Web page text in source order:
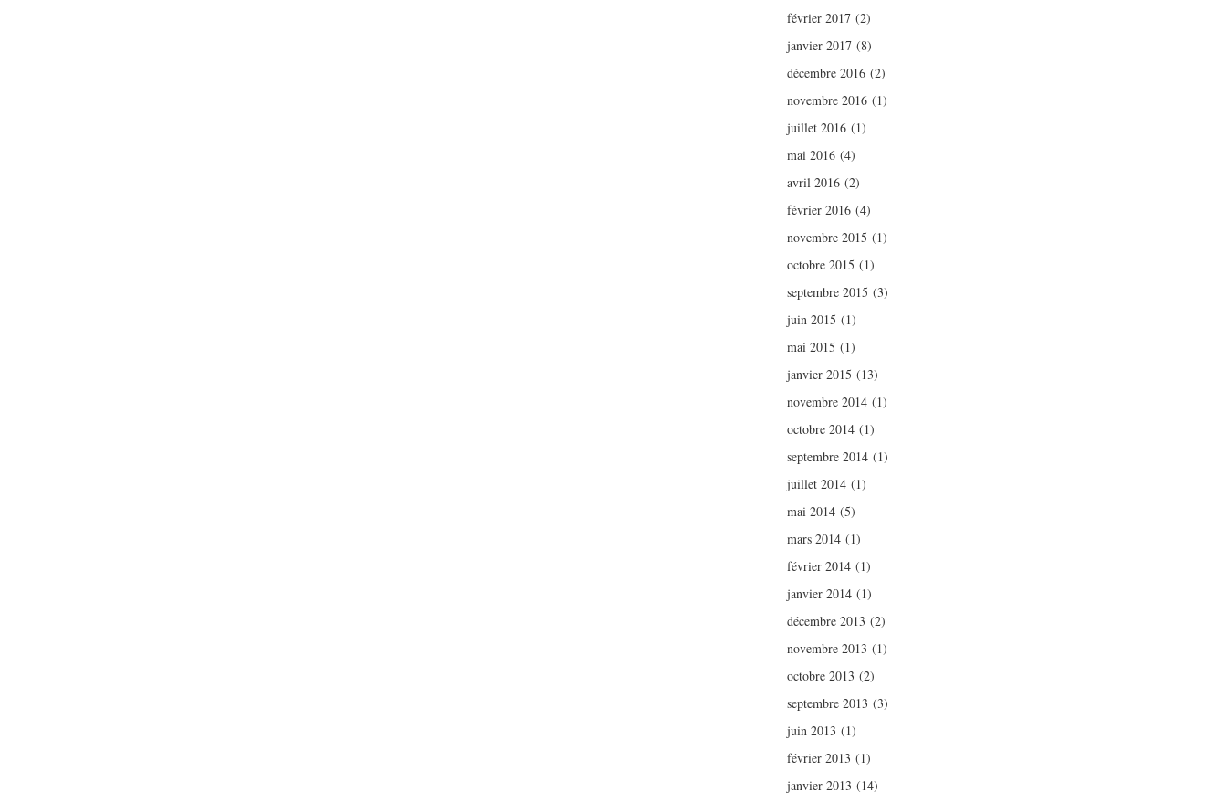
février 2017 (2)
janvier 2017 (8)
décembre 2016 (2)
novembre 2016 (1)
juillet 2016 (1)
mai 2016 (4)
avril 2016 (2)
février 2016 (4)
novembre 2015 (1)
octobre 2015 (1)
septembre 2015 (3)
juin 2015 (1)
mai 2015 (1)
janvier 2015 (13)
novembre 2014 (1)
octobre 2014 (1)
septembre 2014 (1)
juillet 2014 (1)
mai 2014 (5)
mars 2014 (1)
février 2014 (1)
janvier 2014 (1)
décembre 2013 (2)
novembre 2013 (1)
octobre 2013 (2)
septembre 2013 (3)
juin 2013 (1)
février 2013 (1)
janvier 2013 (14)